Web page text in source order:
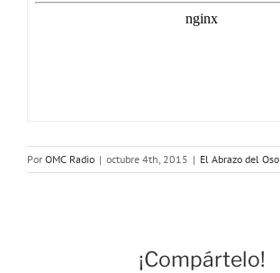
Por OMC Radio | octubre 4th, 2015 | El Abrazo del Oso
¡Compártelo!